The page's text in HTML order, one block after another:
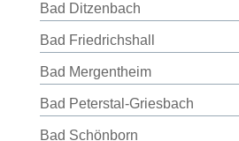
Bad Ditzenbach
Bad Friedrichshall
Bad Mergentheim
Bad Peterstal-Griesbach
Bad Schönborn